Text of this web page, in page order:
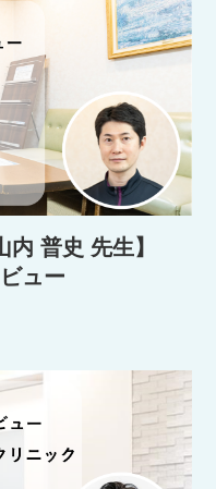
普史 先生】
ュー